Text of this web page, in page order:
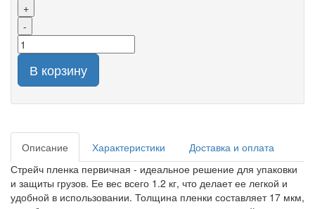
+
-
В корзину
Описание Характеристики
Доставка и оплата
Стрейч пленка первичная - идеальное решение для упаковки
и защиты грузов. Ее вес всего 1.2 кг, что делает ее легкой и
удобной в использовании. Толщина пленки составляет 17 мкм,